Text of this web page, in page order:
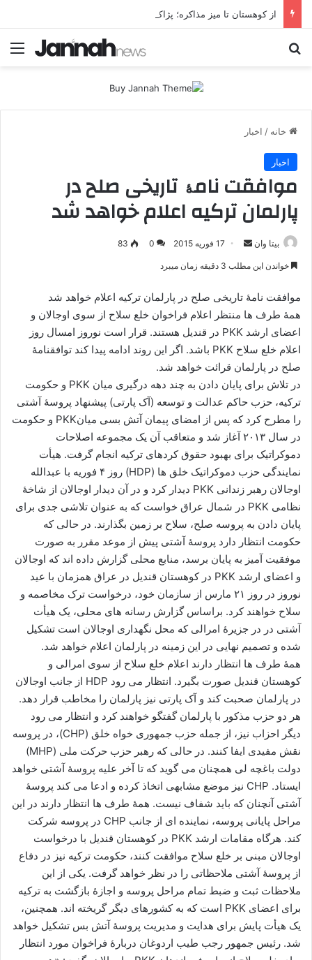
از کوهستان تا میز مذاکره؛ پژاک یک‌شبه «دموکرات» شد!
خانه / اخبار
اخبار
موافقت نامۀ تاریخی صلح در
پارلمان ترکیه اعلام خواهد شد
بیتا وان
ر
ا
ا
م
ل
17 فوریه 2015 0
83
خواندن این مطلب 3 دقیقه زمان میبرد
موافقت نامۀ تاریخی صلح در پارلمان ترکیه اعلام خواهد شد
همۀ طرف ها منتظر اعلام فراخوان خلع سلاح از سوی اوجالان و
اعضای ارشد PKK در قندیل هستند. قرار است نوروز امسال روز
اعلام خلع سلاح PKK باشد. اگر این روند ادامه پیدا کند توافقنامۀ
صلح در پارلمان قرائت خواهد شد.
در تلاش برای پایان دادن به چند دهه درگیری میان PKK و حکومت
ترکیه، حزب حاکم عدالت و توسعه (آک پارتی) پیشنهاد پروسۀ آشتی
را مطرح کرد که پس از امضای پیمان آتش بسی میانPKK و حکومت
در سال ۲۰۱۳ آغاز شد و متعاقب آن یک مجموعه اصلاحات
دموکراتیک برای بهبود حقوق کردهای ترکیه انجام گرفت. هیأت
نمایندگی حزب دموکراتیک خلق ها (HDP
) روز ۴ فوریه با عبدالله
اوجالان رهبر زندانی PKK دیدار کرد و در آن دیدار اوجالان از شاخۀ
نظامی PKK در شمال عراق خواست که به عنوان تلاشی جدی برای
پایان دادن به پروسه صلح، سلاح بر زمین بگذارند. در حالی که
حکومت انتظار دارد پروسۀ آشتی پیش از موعد مقرر به صورت
موفقیت آمیز به پایان برسد، منابع محلی گزارش داده اند که اوجالان
و اعضای ارشد PKK در کوهستان قندیل در عراق همزمان با عید
نوروز در روز ۲۱ مارس از سازمان خود، درخواست ترک مخاصمه و
سلاح خواهند کرد. براساس گزارش رسانه های محلی، یک هیأت
آشتی در در جزیرۀ امرالی که محل نگهداری اوجالان است تشکیل
شده و تصمیم نهایی در این زمینه در پارلمان اعلام خواهد شد.
همۀ طرف ها انتظار دارند اعلام خلع سلاح از سوی امرالی و
کوهستان قندیل صورت بگیرد. انتظار می رود HDP از جانب اوجالان
در پارلمان صحبت کند و آک پارتی نیز پارلمان را مخاطب قرار دهد.
هر دو حزب مذکور با پارلمان گفتگو خواهند کرد و انتظار می رود
دیگر احزاب نیز، از جمله حزب جمهوری خواه خلق (CHP)، در پروسه
نقش مفیدی ایفا کنند. در حالی که رهبر حزب حرکت ملی (MHP
)
دولت باغچه لی همچنان می گوید که تا آخر علیه پروسۀ آشتی خواهد
ایستاد. CHP نیز موضع مشابهی اتخاذ کرده و ادعا می کند پروسۀ
آشتی آنچنان که باید شفاف نیست. همۀ طرف ها انتظار دارند در این
مراحل پایانی پروسه، نماینده ای از جانب CHP در پروسه شرکت
کند. هرگاه مقامات ارشد PKK در کوهستان قندیل با درخواست
اوجالان مبنی بر خلع سلاح موافقت کنند، حکومت ترکیه نیز در دفاع
از پروسۀ آشتی ملاحظاتی را در نظر خواهد گرفت. یکی از این
ملاحظات ثبت و ضبط تمام مراحل پروسه و اجازۀ بازگشت به ترکیه
برای اعضای PKK است که به کشورهای دیگر گریخته اند. همچنین،
یک هیأت پایش برای هدایت و مدیریت پروسۀ آتش بس تشکیل خواهد
شد. رئیس جمهور رجب طیب اردوغان دربارۀ فراخوان مورد انتظار